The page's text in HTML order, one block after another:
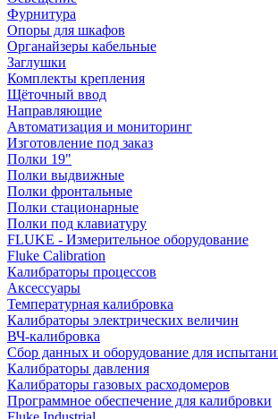
Фурнитура
Опоры для шкафов
Органайзеры кабельные
Заглушки
Комплекты крепления
Щёточный ввод
Направляющие
Автоматизация и мониторинг
Изготовление под заказ
Полки 19"
Полки выдвижные
Полки фронтальные
Полки стационарные
Полки под клавиатуру
FLUKE - Измерительное оборудование
Fluke Calibration
Калибраторы процессов
Аксессуары
Температурная калибровка
Калибраторы электрических величин
ВЧ-калибровка
Сбор данных и оборудование для
Калибраторы давления
Калибраторы газовых расходомеров
Программное обеспечение для калибровки